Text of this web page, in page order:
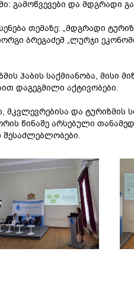
გამოწვევები და მდგრადი
თემაზე: „მდგრადი
ბრეგაძემ „ლურჯი
ჰაბის საქმიანობა, მისი
დაგეგმილი აქტივობები.
მკვლევრებისა და ტურიზმის
წინაშე არსებული